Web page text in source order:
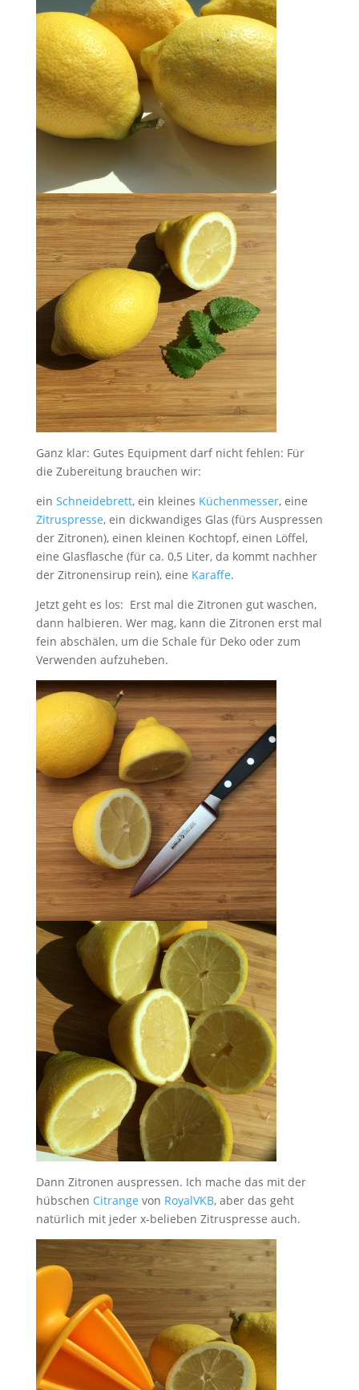
Ganz klar: Gutes Equipment darf nicht fehlen: Für
die Zubereitung brauchen wir:
ein Schneidebrett, ein kleines Küchenmesser, eine
Zitruspresse, ein dickwandiges Glas (fürs Auspressen
der Zitronen), einen kleinen Kochtopf, einen Löffel,
eine Glasflasche (für ca. 0,5 Liter, da kommt nachher
der Zitronensirup rein), eine Karaffe.
Jetzt geht es los: Erst mal die Zitronen gut waschen,
dann halbieren. Wer mag, kann die Zitronen erst mal
fein abschälen, um die Schale für Deko oder zum
Verwenden aufzuheben.
Dann Zitronen auspressen. Ich mache das mit der
hübschen Citrange von RoyalVKB, aber das geht
natürlich mit jeder x-belieben Zitruspresse auch.